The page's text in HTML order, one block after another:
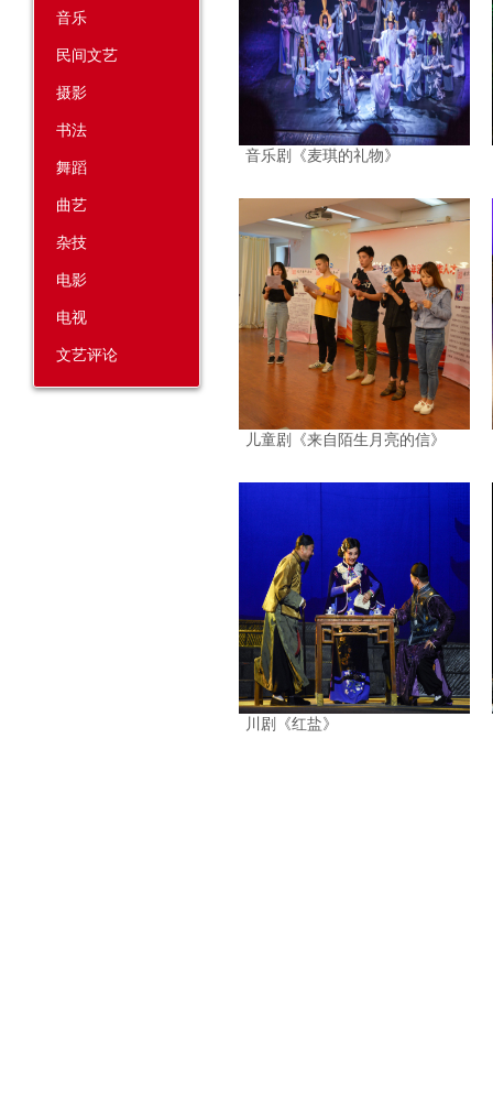
音乐剧《麦琪的礼物》
儿童剧《来自陌生月亮的信》
川剧《红盐》
音乐
民间文艺
摄影
书法
舞蹈
曲艺
杂技
电影
电视
文艺评论